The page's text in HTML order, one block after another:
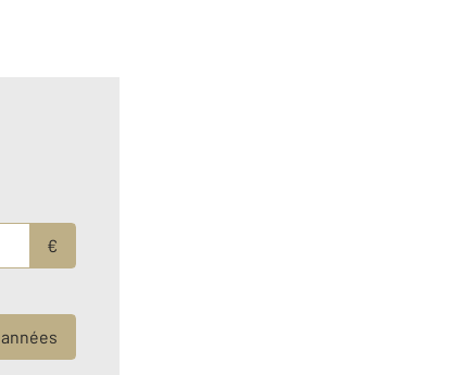
€
années